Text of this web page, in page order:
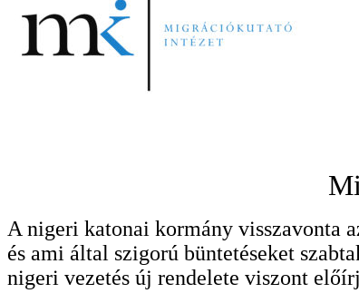
A nigeri katonai kormány visszavonta
és ami által szigorú büntetéseket
nigeri vezetés új rendelete viszont